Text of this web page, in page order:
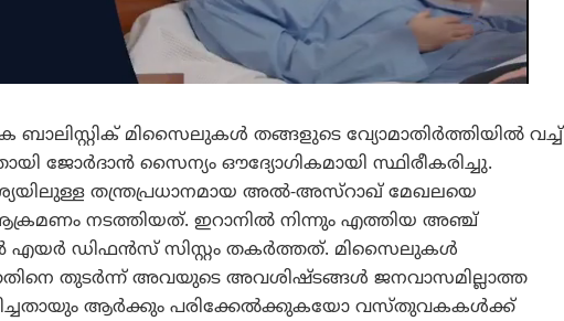
ബാലിസ്റ്റിക് മിസൈലുകൾ തങ്ങളുടെ വ്യോമാതിർത്തിയിൽ വച്ച്
ജോർദാൻ സൈന്യം ഔദ്യോഗികമായി സ്ഥിരീകരിച്ചു.
തന്ത്രപ്രധാനമായ അൽ-അസ്റാഖ് മേഖലയെ
നടത്തിയത്. ഇറാനിൽ നിന്നും എത്തിയ അഞ്ച്
ഡിഫൻസ് സിസ്റ്റം തകർത്തത്. മിസൈലുകൾ
തുടർന്ന് അവയുടെ അവശിഷ്ടങ്ങൾ ജനവാസമില്ലാത്ത
ആർക്കും പരിക്കേൽക്കുകയോ വസ്തുവകകൾക്ക്